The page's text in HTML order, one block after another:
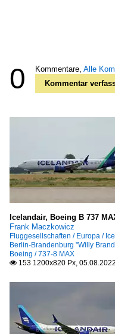
0 Kommentare, Alle
Kommentar
Icelandair, Boeing B 737
Frank Maczkowicz
Fluggesellschaften / Europa /
Berlin-Brandenburg "Willy
Boeing / 737-8 MAX
 153 1200x820 Px, 05.08.2022